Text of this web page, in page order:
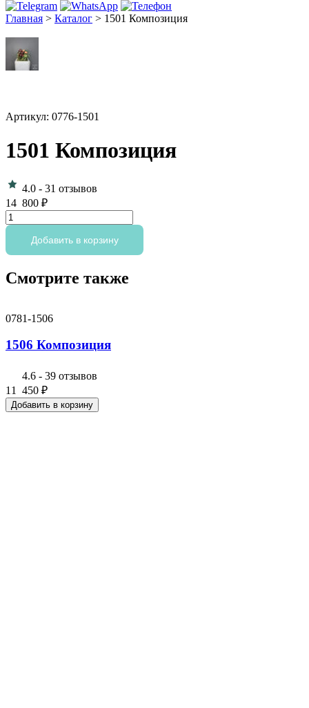
Главная > Каталог > 1501 Композиция
Артикул: 0776-1501
1501 Композиция
4.0 - 31 отзывов
14 800 ₽
Количество
товара
Композиция
Добавить в корзину
Смотрите также
0781-1506
1506 Композиция
4.6 - 39 отзывов
11 450 ₽
Добавить в корзину